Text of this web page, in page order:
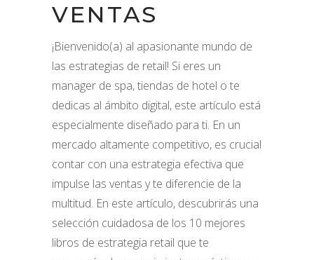
VENTAS
¡Bienvenido(a) al apasionante mundo de
las estrategias de retail! Si eres un
manager de spa, tiendas de hotel o te
dedicas al ámbito digital, este artículo está
especialmente diseñado para ti. En un
mercado altamente competitivo, es crucial
contar con una estrategia efectiva que
impulse las ventas y te diferencie de la
multitud. En este artículo, descubrirás una
selección cuidadosa de los 10 mejores
libros de estrategia retail que te